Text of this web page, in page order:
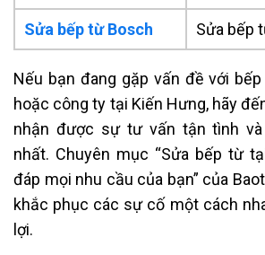
Sửa bếp từ Bosch Sửa bếp
Nếu bạn đang gặp vấn đề với
hoặc công ty tại Kiến Hưng, hãy
nhận được sự tư vấn tận tình
nhất. Chuyên mục “Sửa bếp từ
đáp mọi nhu cầu của bạn” của
khắc phục các sự cố một cách
lợi.